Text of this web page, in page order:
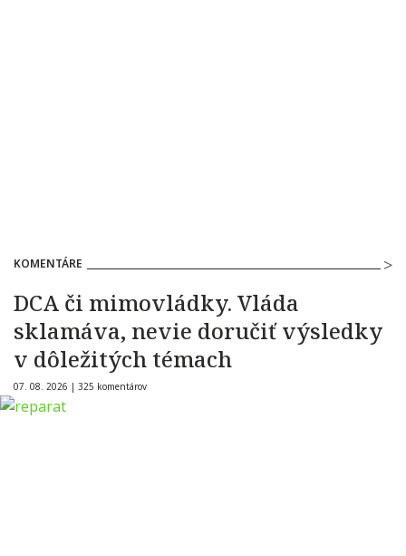
KOMENTÁRE
DCA či mimovládky. Vláda
sklamáva, nevie doručiť výsledky
v dôležitých témach
07. 08. 2026 | 325 komentárov